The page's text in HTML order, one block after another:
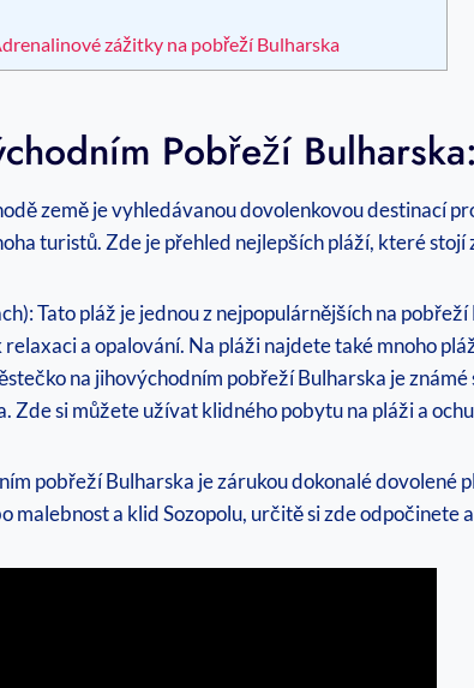
zážitky na pobřeží Bulharska
Pobřeží
země je vyhledávanou dovolenkovou destinací
turistů. Zde je přehled nejlepších pláží, které
Tato pláž je jednou z nejpopulárnějších na
a opalování. Na pláži najdete také mnoho
na jihovýchodním pobřeží Bulharska je
Zde si můžete užívat klidného pobytu na pláži a
pobřeží Bulharska je zárukou dokonalé dovolené
malebnost a klid Sozopolu, určitě si zde odpočinete